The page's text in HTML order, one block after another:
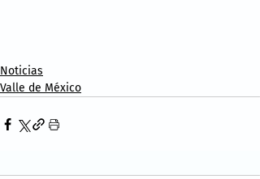
Noticias
Valle de México